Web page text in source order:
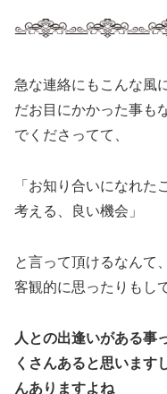
急な連絡にもこんな風
だお目にかかった事も
でくださってて、
「お知り合いになれた
考える、良い機会」
と言って頂けるなんて
客観的に思ったりもし
人との出逢いがある事
くさんあると思います
んありますよね